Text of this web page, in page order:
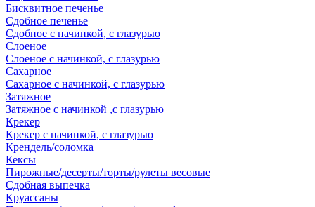
Бисквитное печенье
Сдобное печенье
Сдобное с начинкой, с глазурью
Слоеное
Слоеное с начинкой, с глазурью
Сахарное
Сахарное с начинкой, с глазурью
Затяжное
Затяжное с начинкой ,с глазурью
Крекер
Крекер с начинкой, с глазурью
Крендель/соломка
Кексы
Пирожные/десерты/торты/рулеты весовые
Сдобная выпечка
Круассаны